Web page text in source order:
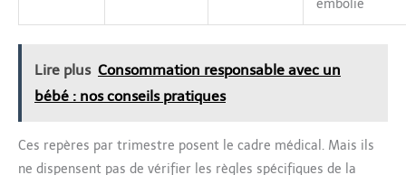
embolie
Lire plus Consommation responsable avec un
bébé : nos conseils pratiques
Ces repères par trimestre posent le cadre médical. Mais ils
ne dispensent pas de vérifier les règles spécifiques de la